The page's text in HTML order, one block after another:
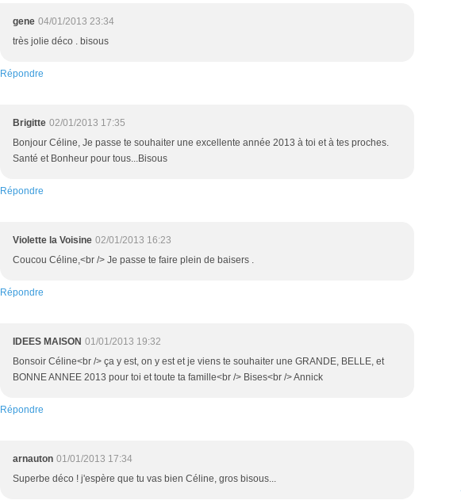
gene 04/01/2013 23:34
très jolie déco . bisous
Répondre
Brigitte 02/01/2013 17:35
Bonjour Céline, Je passe te souhaiter une excellente année 2013 à toi et à tes proches.
Santé et Bonheur pour tous...Bisous
Répondre
Violette la Voisine 02/01/2013 16:23
Coucou Céline,<br /> Je passe te faire plein de baisers .
Répondre
IDEES MAISON 01/01/2013 19:32
Bonsoir Céline<br /> ça y est, on y est et je viens te souhaiter une GRANDE, BELLE, et
BONNE ANNEE 2013 pour toi et toute ta famille<br /> Bises<br /> Annick
Répondre
arnauton 01/01/2013 17:34
Superbe déco ! j'espère que tu vas bien Céline, gros bisous...